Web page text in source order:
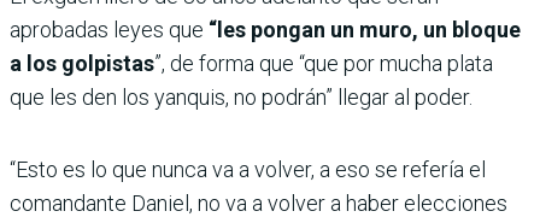
aprobadas leyes que “les pongan un muro, un bloque
a los golpistas”, de forma que “que por mucha plata
que les den los yanquis, no podrán” llegar al poder.
“Esto es lo que nunca va a volver, a eso se refería el
comandante Daniel, no va a volver a haber elecciones